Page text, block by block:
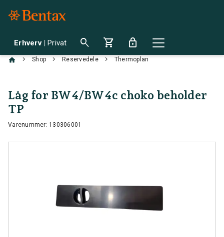
Erhverv | Privat search shopping_cart lock
chevron_right Shop chevron_right Reservedele chevron_right Thermoplan
Låg for BW4/BW4c choko beholder
TP
Varenummer: 130306001